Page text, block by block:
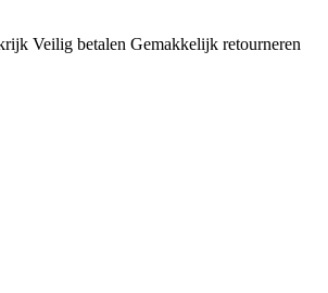
Veilig betalen Gemakkelijk retourneren